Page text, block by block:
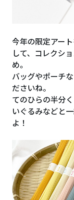
今年の限定アー
して、コレクシ
め。
バッグやポーチ
ださいね。
てのひらの半分
いぐるみなどと
よ！